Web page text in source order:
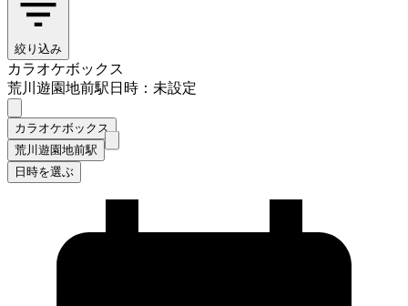
絞り込み
カラオケボックス
荒川遊園地前駅日時：未設定
カラオケボックス
荒川遊園地前駅
日時を選ぶ